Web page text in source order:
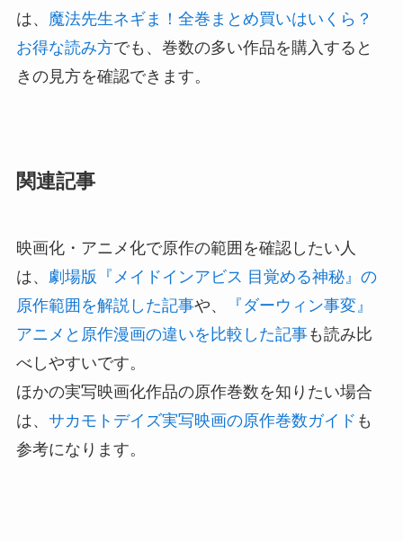
は、
魔法先生ネギま！全巻まとめ買いはいくら？
お得な読み方でも、巻数の多い作品を購入すると
きの見方を確認できます。
関連記事
映画化・アニメ化で原作の範囲を確認したい人
は、 劇場版『メイドインアビス 目覚める神秘』の
原作範囲を解説した記事や、
『ダーウィン事変』
アニメと原作漫画の違いを比較した記事も読み比
べしやすいです。
ほかの実写映画化作品の原作巻数を知りたい場合
は、 サカモトデイズ実写映画の原作巻数ガイド も
参考になります。